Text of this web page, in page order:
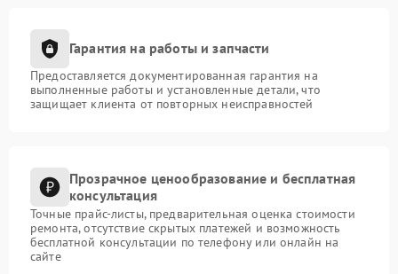
Гарантия на работы и запчасти
Предоставляется документированная гарантия на
выполненные работы и установленные детали, что
защищает клиента от повторных неисправностей
Прозрачное ценообразование и бесплатная
консультация
Точные прайс-листы, предварительная оценка стоимости
ремонта, отсутствие скрытых платежей и возможность
бесплатной консультации по телефону или онлайн на
сайте